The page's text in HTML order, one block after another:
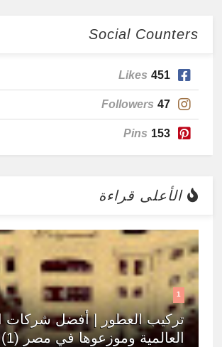
Social Counters
451
Likes
47
Followers
153
Pins
الأعلى قراءة
1
تركيب العطور | أفضل شركات
العالمية وموزعوها في مصر (1)